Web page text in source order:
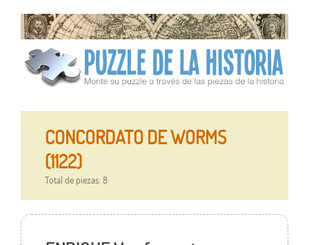
CONCORDATO DE WORMS
(1122)
Total de piezas: 8